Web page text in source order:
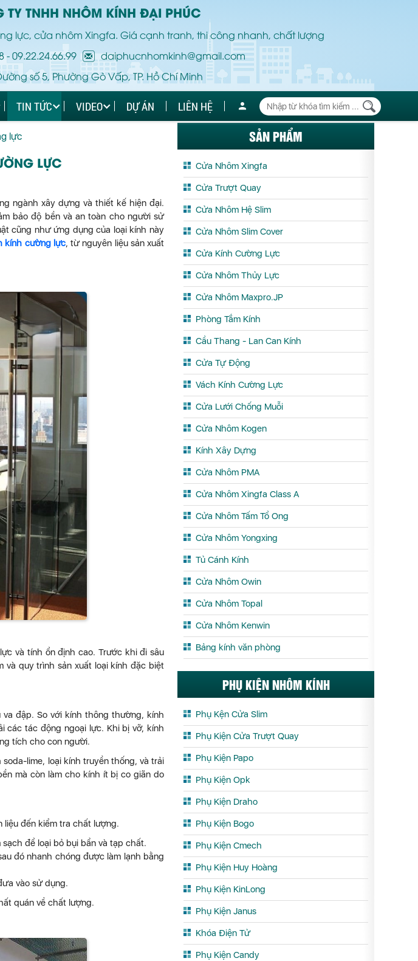
TY TNHH NHÔM KÍNH ĐẠI PHÚC
lực, cửa nhôm Xingfa. Giá cạnh tranh, thi công nhanh, chất lượng
-09.22.24.66.99
daiphucnhomkinh@gmail.com
số 5, Phường Gò Vấp, TP. Hồ Chí Minh
TIN TỨC VIDEO DỰ ÁN LIÊN HỆ
lực
LỰC
ngành xây dựng và thiết kế hiện đại.
bảo độ bền và an toàn cho người sử
cũng như ứng dụng của loại kính này
kính cường lực, từ nguyên liệu sản xuất
và tính ổn định cao. Trước khi đi sâu
quy trình sản xuất loại kính đặc biệt
đập. So với kính thông thường, kính
tác động ngoại lực. Khi bị vỡ, kính
tích cho con người.
lime, loại kính truyền thống, và trải
mà còn làm cho kính ít bị co giãn do
đến kiểm tra chất lượng.
để loại bỏ bụi bẩn và tạp chất.
đó nhanh chóng được làm lạnh bằng
vào sử dụng.
quán về chất lượng.
SẢN PHẨM
Cửa Nhôm Xingfa
Cửa Trượt Quay
Cửa Nhôm Hệ Slim
Cửa Nhôm Slim Cover
Cửa Kính Cường Lực
Cửa Nhôm Thủy Lực
Cửa Nhôm Maxpro.JP
Phòng Tắm Kính
Cầu Thang - Lan Can Kính
Cửa Tự Động
Vách Kính Cường Lực
Cửa Lưới Chống Muỗi
Cửa Nhôm Kogen
Kính Xây Dựng
Cửa Nhôm PMA
Cửa Nhôm Xingfa Class A
Cửa Nhôm Tấm Tổ Ong
Cửa Nhôm Yongxing
Tủ Cánh Kính
Cửa Nhôm Owin
Cửa Nhôm Topal
Cửa Nhôm Kenwin
Bảng kính văn phòng
PHỤ KIỆN NHÔM KÍNH
Phụ Kện Cửa Slim
Phụ Kiện Cửa Trượt Quay
Phụ Kiện Papo
Phụ Kiện Opk
Phụ Kiện Draho
Phụ Kiện Bogo
Phụ Kiện Cmech
Phụ Kiện Huy Hoàng
Phụ Kiện KinLong
Phụ Kiện Janus
Khóa Điện Tử
Phụ Kiện Candy